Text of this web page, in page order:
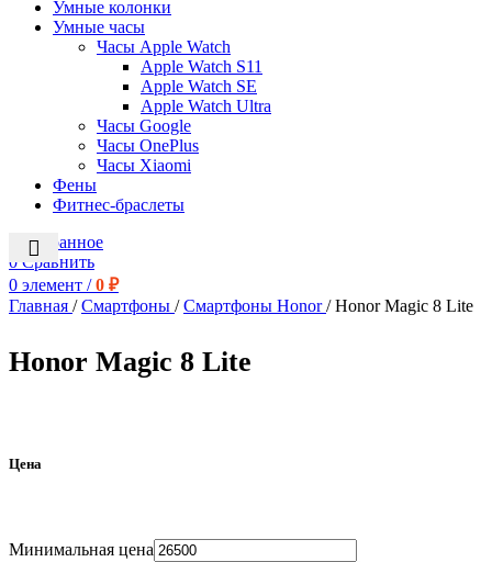
Умные колонки
Умные часы
Часы Apple Watch
Apple Watch S11
Apple Watch SE
Apple Watch Ultra
Часы Google
Часы OnePlus
Часы Xiaomi
Фены
Фитнес-браслеты
Избранное
0 Сравнить
0 элемент / 0 ₽
Главная / Смартфоны / Смартфоны Honor/ Honor Magic 8 Lite
Honor Magic 8 Lite
Цена
Минимальная цена